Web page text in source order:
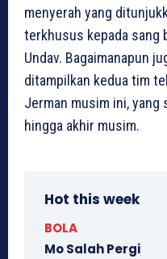
menyerah yang
terkhusus kepada sang
Undav. Bagaimanapun
ditampilkan kedua tim
Jerman musim ini,
hingga akhir musim.
Hot this week
BOLA
Mo Salah Pergi